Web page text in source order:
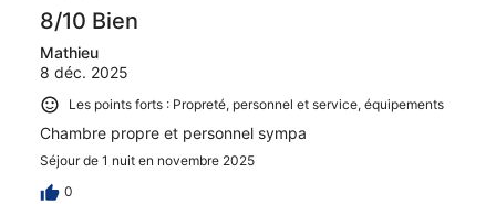
8/10 Bien
Mathieu
8 déc. 2025
Les points forts : Propreté, personnel et service, équipements
Chambre propre et personnel sympa
Séjour de 1 nuit en novembre 2025
0